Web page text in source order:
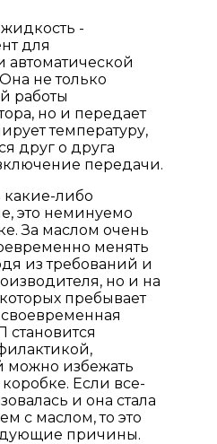
-
для
автоматической
не только
работы
но и передает
температуру,
друг о друга
передачи.
какие-либо
это неминуемо
За маслом очень
менять
из требований и
но и на
пребывает
становится
можно избежать
Если все-
и она стала
с маслом, то это
причины.